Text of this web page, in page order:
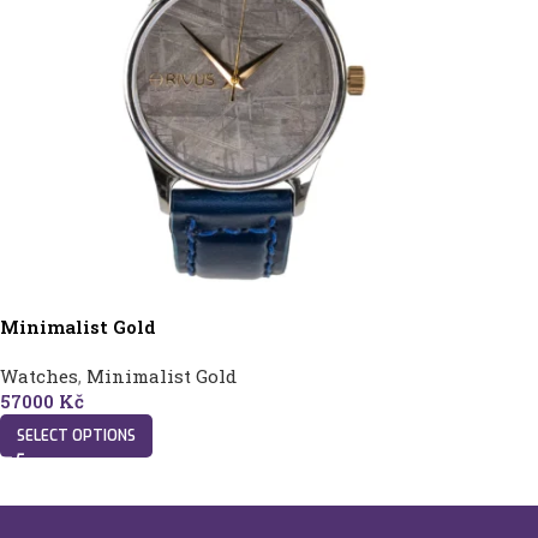
Minimalist Gold
Watches, Minimalist Gold
57000 Kč
SELECT OPTIONS